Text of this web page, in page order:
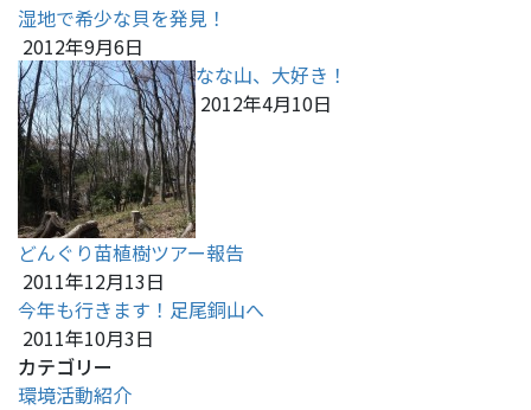
湿地で希少な貝を発見！
2012年9月6日
なな山、大好き！
2012年4月10日
どんぐり苗植樹ツアー報告
2011年12月13日
今年も行きます！足尾銅山へ
2011年10月3日
カテゴリー
環境活動紹介